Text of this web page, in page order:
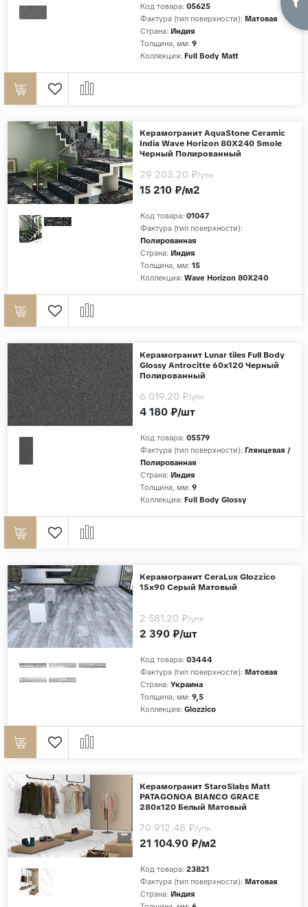
Код товара: 05625
Фактура (тип поверхности): Матовая
Страна: Индия
Толщина, мм: 9
Коллекция: Full Body Matt
Керамогранит AquaStone Ceramic
India Wave Horizon 80X240 Smole
Черный Полированный
Код товара: 01047
Фактура (тип поверхности):
Полированная
Страна: Индия
Толщина, мм: 15
Коллекция: Wave Horizon 80X240
15 210 ₽/м2
29 203.20 ₽/упк
Керамогранит Lunar tiles Full Body
Glossy Antrocitte 60x120 Черный
Полированный
Код товара: 05579
Фактура (тип поверхности): Глянцевая /
Полированная
Страна: Индия
Толщина, мм: 9
Коллекция: Full Body Glossy
4 180 ₽/шт
6 019.20 ₽/упк
Керамогранит CeraLux Glozzico
15x90 Серый Матовый
Код товара: 03444
Фактура (тип поверхности): Матовая
Страна: Украина
Толщина, мм: 9,5
Коллекция: Glozzico
2 390 ₽/шт
2 581.20 ₽/упк
Керамогранит StaroSlabs Matt
PATAGONOA BIANCO GRACE
280x120 Белый Матовый
Код товара: 23821
Фактура (тип поверхности): Матовая
Страна: Индия
21 104.90 ₽/м2
70 912.48 ₽/упк